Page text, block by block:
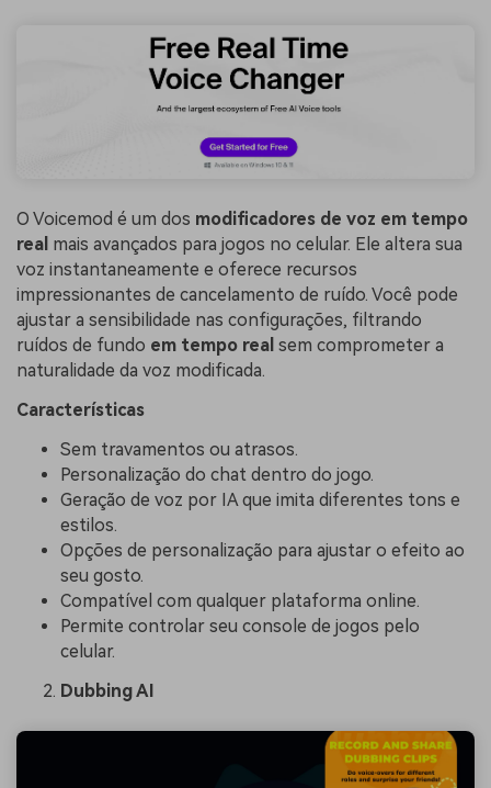
O Voicemod é um dos modificadores de voz em tempo
real mais avançados para jogos no celular. Ele altera sua
voz instantaneamente e oferece recursos
impressionantes de cancelamento de ruído. Você pode
ajustar a sensibilidade nas configurações, filtrando
ruídos de fundo em tempo real sem comprometer a
naturalidade da voz modificada.
Características
Sem travamentos ou atrasos.
Personalização do chat dentro do jogo.
Geração de voz por IA que imita diferentes tons e
estilos.
Opções de personalização para ajustar o efeito ao
seu gosto.
Compatível com qualquer plataforma online.
Permite controlar seu console de jogos pelo
celular.
Dubbing AI